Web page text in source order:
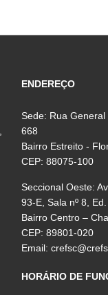
ENDEREÇO
Sede: Rua General
668
Bairro Estreito -
CEP: 88075-100
Seccional Oeste:
93-E, Sala nº 8,
Bairro Centro –
CEP: 89801-020
Email:
HORÁRIO DE